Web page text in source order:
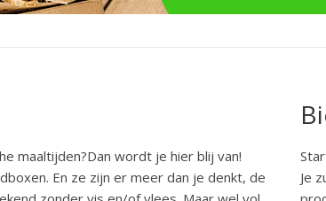
maaltijden?Dan wordt je hier blij van!
En ze zijn er meer dan je denkt, de
Je